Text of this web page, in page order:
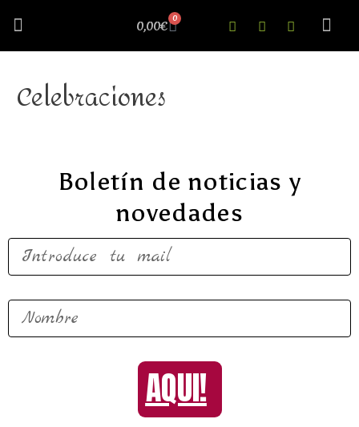
0,00€ 0
Celebraciones
Boletín de noticias y
novedades
AQUI!